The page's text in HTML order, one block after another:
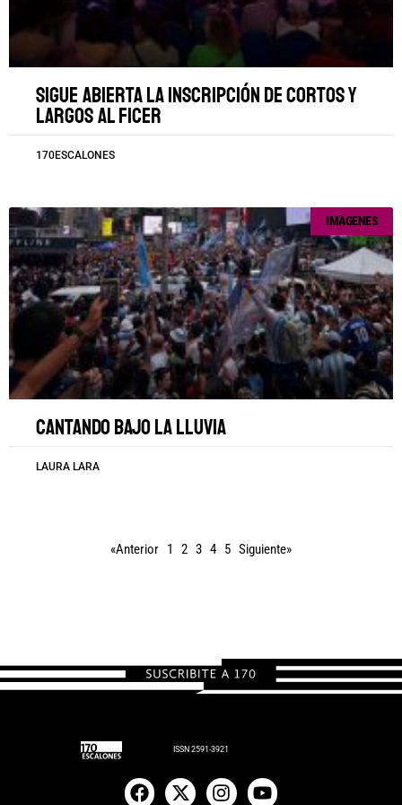
Sigue abierta la inscripción de cortos y
largos al FICER
170ESCALONES
IMÁGENES
Cantando bajo la lluvia
LAURA LARA
«Anterior 1 2 3 4 5 Siguiente»
ISSN 2591-3921
a
-
n
o